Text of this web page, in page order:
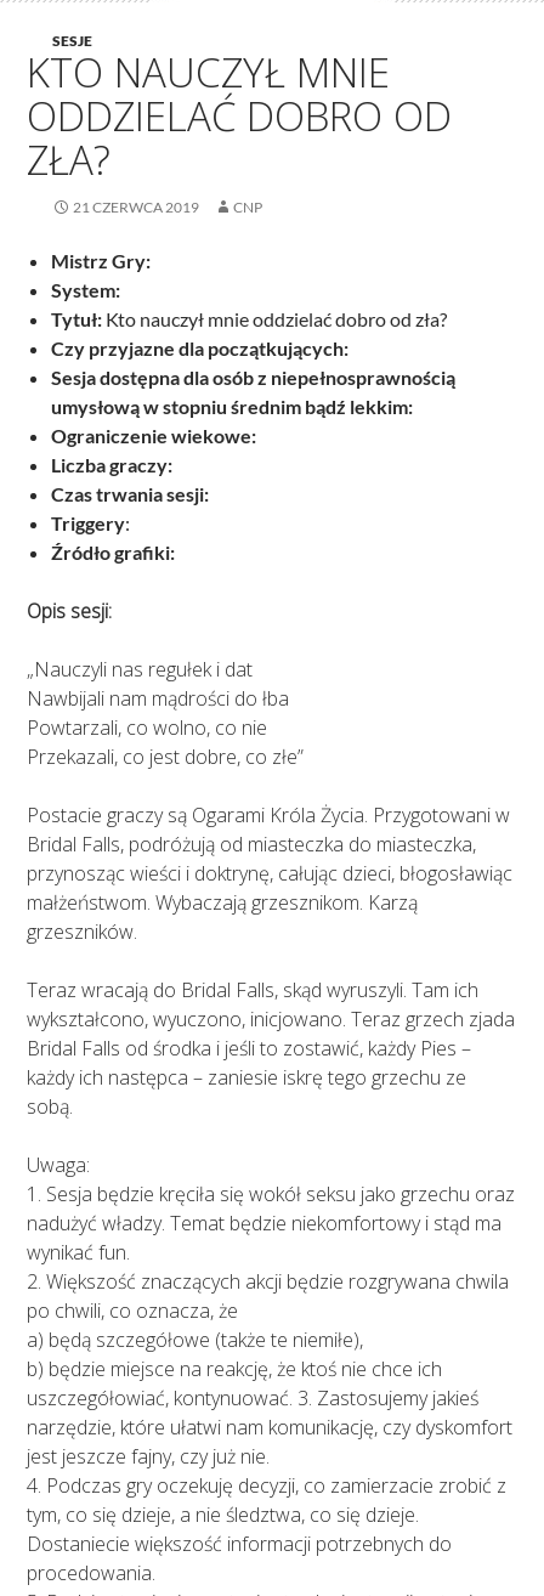
SESJE
KTO NAUCZYŁ MNIE
ODDZIELAĆ DOBRO OD
ZŁA?
21 CZERWCA 2019 CNP
Mistrz Gry:
System:
Tytuł: Kto nauczył mnie oddzielać dobro od zła?
Czy przyjazne dla początkujących:
Sesja dostępna dla osób z niepełnosprawnością
umysłową w stopniu średnim bądź lekkim:
Ograniczenie wiekowe:
Liczba graczy:
Czas trwania sesji:
Triggery:
Źródło grafiki:
Opis sesji:
„Nauczyli nas regułek i dat
Nawbijali nam mądrości do łba
Powtarzali, co wolno, co nie
Przekazali, co jest dobre, co złe”
Postacie graczy są Ogarami Króla Życia. Przygotowani w
Bridal Falls, podróżują od miasteczka do miasteczka,
przynosząc wieści i doktrynę, całując dzieci, błogosławiąc
małżeństwom. Wybaczają grzesznikom. Karzą
grzeszników.
Teraz wracają do Bridal Falls, skąd wyruszyli. Tam ich
wykształcono, wyuczono, inicjowano. Teraz grzech zjada
Bridal Falls od środka i jeśli to zostawić, każdy Pies –
każdy ich następca – zaniesie iskrę tego grzechu ze
sobą.
Uwaga:
1. Sesja będzie kręciła się wokół seksu jako grzechu oraz
nadużyć władzy. Temat będzie niekomfortowy i stąd ma
wynikać fun.
2. Większość znaczących akcji będzie rozgrywana chwila
po chwili, co oznacza, że
a) będą szczegółowe (także te niemiłe),
b) będzie miejsce na reakcję, że ktoś nie chce ich
uszczegółowiać, kontynuować. 3. Zastosujemy jakieś
narzędzie, które ułatwi nam komunikację, czy dyskomfort
jest jeszcze fajny, czy już nie.
4. Podczas gry oczekuję decyzji, co zamierzacie zrobić z
tym, co się dzieje, a nie śledztwa, co się dzieje.
Dostaniecie większość informacji potrzebnych do
procedowania.